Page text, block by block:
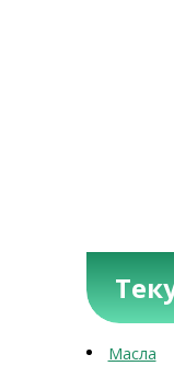
Масла